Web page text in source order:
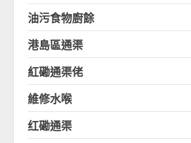
油污食物廚餘
港島區通渠
紅磡通渠佬
維修水喉
红磡通渠